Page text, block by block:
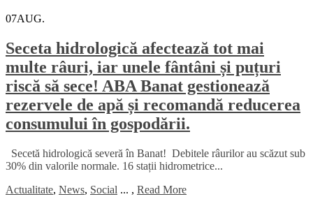
07AUG.
Seceta hidrologică afectează tot mai
multe râuri, iar unele fântâni și puțuri
riscă să sece! ABA Banat gestionează
rezervele de apă și recomandă reducerea
consumului în gospodării.
Secetă hidrologică severă în Banat! Debitele râurilor au scăzut sub
30% din valorile normale. 16 stații hidrometrice...
Actualitate, News, Social ... , Read More